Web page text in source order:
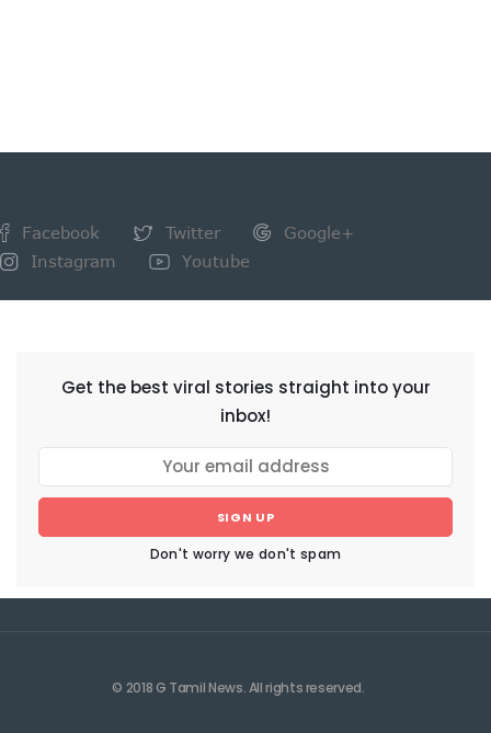
Facebook Twitter
Google+
Instagram
Youtube
Get the best viral stories straight into your
inbox!
SIGN UP
Don't worry we don't spam
© 2018 G Tamil News. All rights reserved.